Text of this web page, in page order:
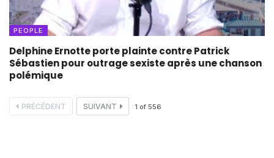
PEOPLE
Delphine Ernotte porte plainte contre Patrick
Sébastien pour outrage sexiste après une chanson
polémique
PRÉCÉDENT SUIVANT 1 of 556